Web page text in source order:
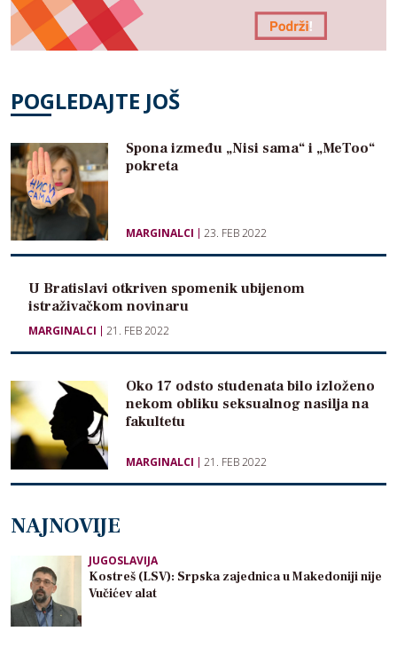
POGLEDAJTE JOŠ
Spona između „Nisi sama“ i „MeToo“
pokreta
MARGINALCI 23. FEB 2022
U Bratislavi otkriven spomenik ubijenom
istraživačkom novinaru
MARGINALCI 21. FEB 2022
Oko 17 odsto studenata bilo izloženo
nekom obliku seksualnog nasilja na
fakultetu
MARGINALCI 21. FEB 2022
NAJNOVIJE
JUGOSLAVIJA
Kostreš (LSV): Srpska zajednica u Makedoniji nije
Vučićev alat